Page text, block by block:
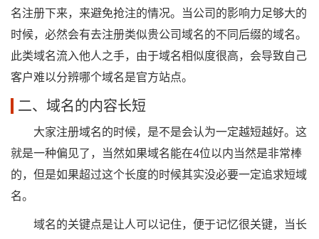
名注册下来，来避免抢注的情况。当公司的影响力足够大的
时候，必然会有去注册类似贵公司域名的不同后缀的域名。
此类域名流入他人之手，由于域名相似度很高，会导致自己
客户难以分辨哪个域名是官方站点。
二、域名的内容长短
大家注册域名的时候，是不是会认为一定越短越好。这
就是一种偏见了，当然如果域名能在4位以内当然是非常棒
的，但是如果超过这个长度的时候其实没必要一定追求短域
名。
域名的关键点是让人可以记住，便于记忆很关键，当长